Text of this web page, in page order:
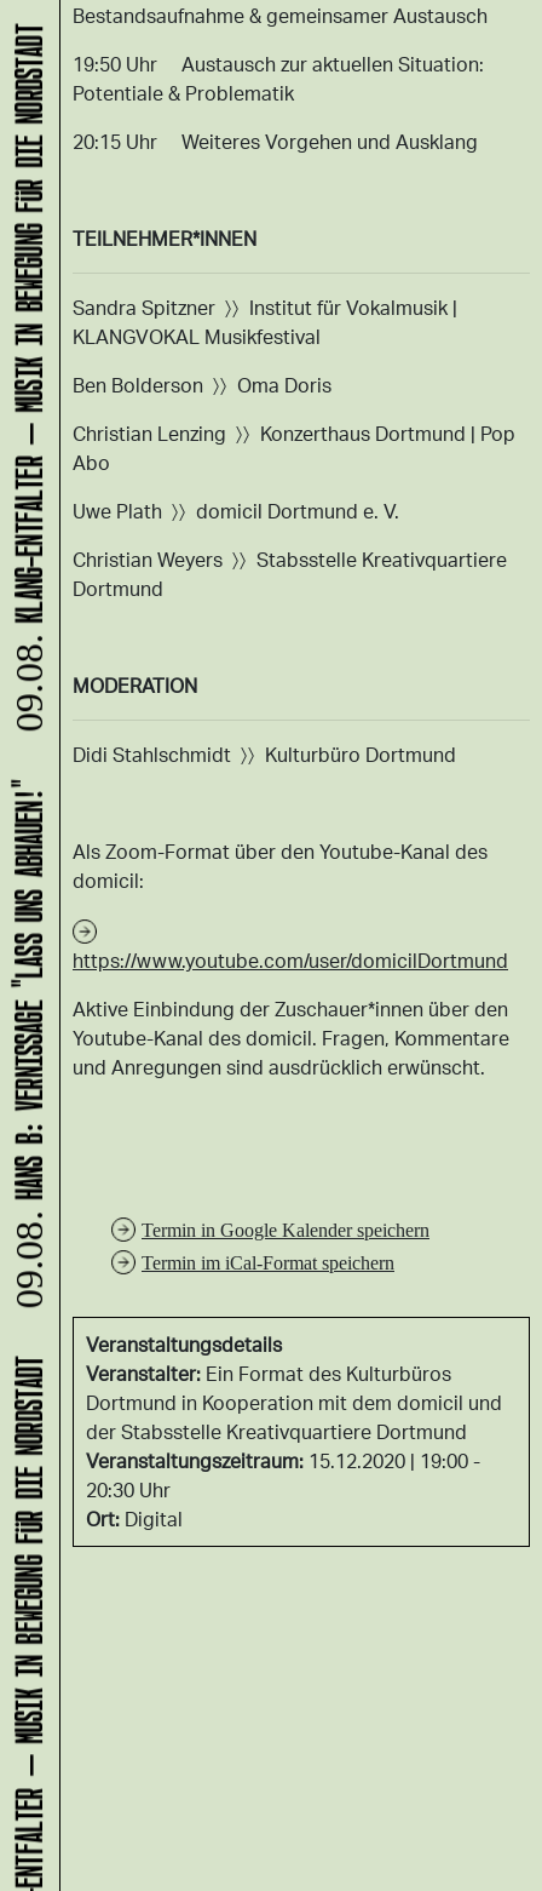
Bestandsaufnahme & gemeinsamer Austausch
19:50 Uhr Austausch zur aktuellen Situation:
Potentiale & Problematik
20:15 Uhr Weiteres Vorgehen und Ausklang
TEILNEHMER*INNEN
Sandra Spitzner 〉〉 Institut für Vokalmusik |
KLANGVOKAL Musikfestival
Ben Bolderson 〉〉 Oma Doris
Christian Lenzing 〉〉 Konzerthaus Dortmund | Pop
Abo
Uwe Plath 〉〉 domicil Dortmund e. V.
Christian Weyers 〉〉 Stabsstelle Kreativquartiere
Dortmund
MODERATION
Didi Stahlschmidt 〉〉 Kulturbüro Dortmund
Als Zoom-Format über den Youtube-Kanal des
domicil:
https://www.youtube.com/user/domicilDortmund
Aktive Einbindung der Zuschauer*innen über den
Youtube-Kanal des domicil. Fragen, Kommentare
und Anregungen sind ausdrücklich erwünscht.
Termin in Google Kalender speichern
Termin im iCal-Format speichern
Veranstaltungsdetails
Veranstalter: Ein Format des Kulturbüros
Dortmund in Kooperation mit dem domicil und
der Stabsstelle Kreativquartiere Dortmund
Veranstaltungszeitraum: 15.12.2020 | 19:00 -
20:30 Uhr
Ort: Digital
KLANG-ENTFALTER – MUSIK IN BEWEGUNG FÜR DIE NORDSTADT
09.08.
HANS B: VERNISSAGE "LASS UNS ABHAUEN!"
09.08.
KLANG-ENTFALTER – MUSIK IN BEWEGUNG FÜR DIE NORDSTADT